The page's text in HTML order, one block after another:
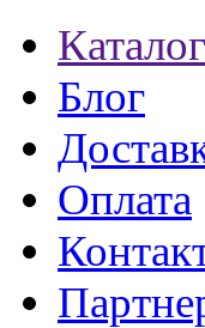
Каталог
Блог
Оплата